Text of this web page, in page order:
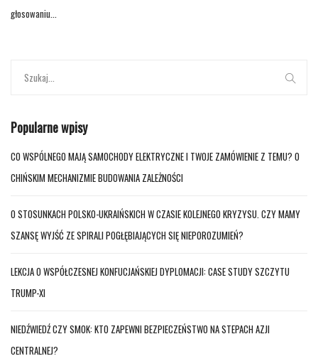
głosowaniu...
Popularne wpisy
CO WSPÓLNEGO MAJĄ SAMOCHODY ELEKTRYCZNE I TWOJE ZAMÓWIENIE Z TEMU? O
CHIŃSKIM MECHANIZMIE BUDOWANIA ZALEŻNOŚCI
O STOSUNKACH POLSKO-UKRAIŃSKICH W CZASIE KOLEJNEGO KRYZYSU. CZY MAMY
SZANSĘ WYJŚĆ ZE SPIRALI POGŁĘBIAJĄCYCH SIĘ NIEPOROZUMIEŃ?
LEKCJA O WSPÓŁCZESNEJ KONFUCJAŃSKIEJ DYPLOMACJI: CASE STUDY SZCZYTU
TRUMP-XI
NIEDŹWIEDŹ CZY SMOK: KTO ZAPEWNI BEZPIECZEŃSTWO NA STEPACH AZJI
CENTRALNEJ?